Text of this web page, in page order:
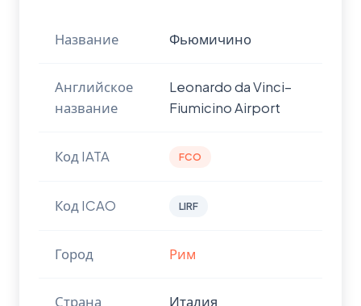
Название Фьюмичино
Английское
название
Leonardo da Vinci–
Fiumicino Airport
Код IATA FCO
Код ICAO LIRF
Город Рим
Страна Италия